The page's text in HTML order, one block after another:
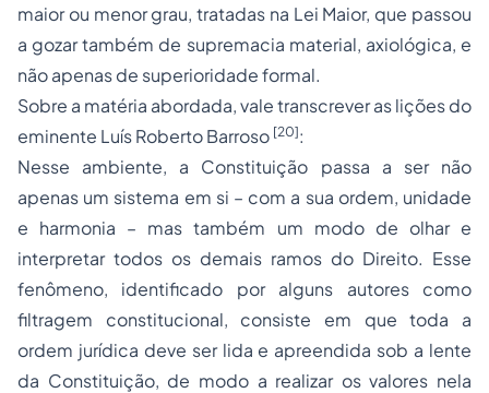
maior ou menor grau, tratadas na Lei Maior, que passou
a gozar também de supremacia material, axiológica, e
não apenas de superioridade formal.
Sobre a matéria abordada, vale transcrever as lições do
eminente Luís Roberto Barroso [20]:
Nesse ambiente, a Constituição passa a ser não
apenas um sistema em si – com a sua ordem, unidade
e harmonia – mas também um modo de olhar e
interpretar todos os demais ramos do Direito. Esse
fenômeno, identificado por alguns autores como
filtragem constitucional, consiste em que toda a
ordem jurídica deve ser lida e apreendida sob a lente
da Constituição, de modo a realizar os valores nela